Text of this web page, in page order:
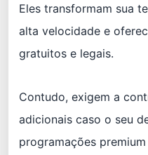
Eles transformam sua
alta velocidade e
gratuitos e legais.
Contudo, exigem a
adicionais caso o seu
programações